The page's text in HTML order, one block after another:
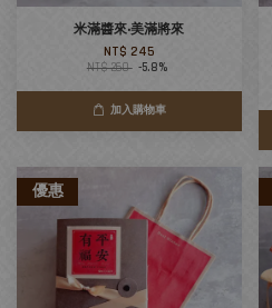
米滿醬來‧美滿將來
NT$ 245
NT$ 260 -5.8%
加入購物車
優惠